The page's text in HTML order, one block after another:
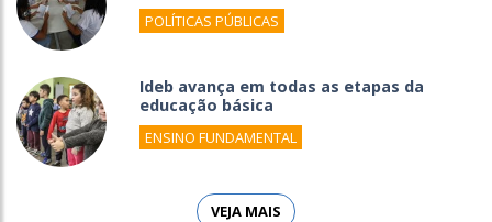
POLÍTICAS PÚBLICAS
Ideb avança em todas as etapas da
educação básica
ENSINO FUNDAMENTAL
VEJA MAIS